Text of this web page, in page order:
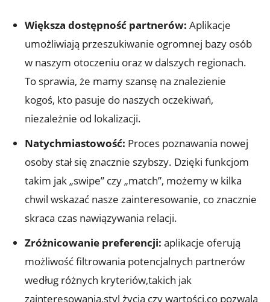
Większa dostępność partnerów: Aplikacje
umożliwiają przeszukiwanie ogromnej bazy osób
w naszym otoczeniu oraz w dalszych regionach.
To sprawia, że mamy szansę na znalezienie
kogoś, kto pasuje do naszych oczekiwań,
niezależnie od lokalizacji.
Natychmiastowość: Proces poznawania nowej
osoby stał się znacznie szybszy. Dzięki funkcjom
takim jak „swipe” czy „match”, możemy w kilka
chwil wskazać nasze zainteresowanie, co znacznie
skraca czas nawiązywania relacji.
Zróżnicowanie preferencji: aplikacje oferują
możliwość filtrowania potencjalnych partnerów
według różnych kryteriów,takich jak
zainteresowania,styl życia czy wartości,co pozwala